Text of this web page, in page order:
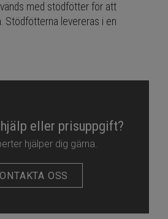
med stödfötter för att
Stödfötterna levereras i en
hjälp eller prisuppgift?
hjälper dig gärna.
OSS